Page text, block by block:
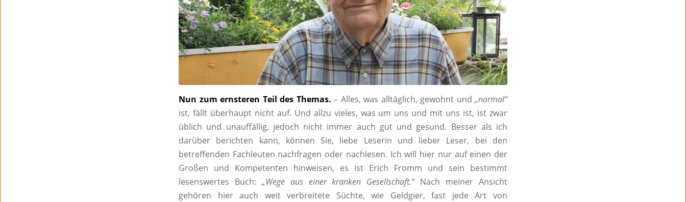
Nun zum ernsteren Teil des Themas. – Alles, was alltäglich, gewohnt und „normal“
ist, fällt überhaupt nicht auf. Und allzu vieles, was um uns und mit uns ist, ist zwar
üblich und unauffällig, jedoch nicht immer auch gut und gesund. Besser als ich
darüber berichten kann, können Sie, liebe Leserin und lieber Leser, bei den
betreffenden Fachleuten nachfragen oder nachlesen. Ich will hier nur auf einen der
Großen und Kompetenten hinweisen, es ist Erich Fromm und sein bestimmt
lesenswertes Buch: „Wege aus einer kranken Gesellschaft.“Nach meiner Ansicht
gehören hier auch weit verbreitete Süchte, wie Geldgier, fast jede Art von